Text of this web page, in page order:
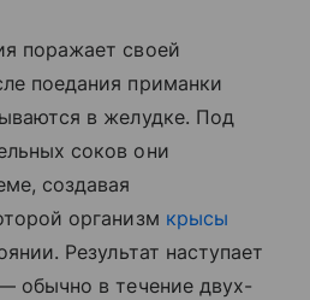
поражает своей
поедания приманки
в желудке. Под
соков они
создавая
организм крысы
Результат наступает
обычно в течение двух-